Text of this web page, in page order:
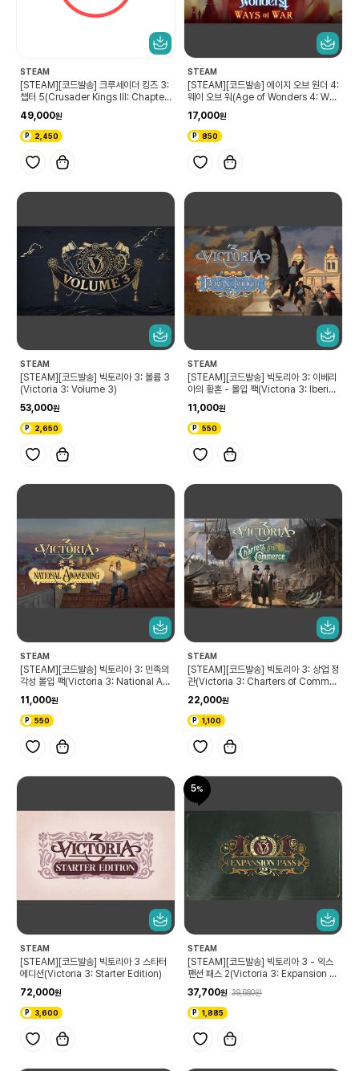
STEAM
[STEAM][코드발송] 크루세이더 킹즈 3:
챕터 5(Crusader Kings III: Chapter
49,000
2,450
STEAM
[STEAM][코드발송] 에이지 오브 원더 4:
웨이 오브 워(Age of Wonders 4: Way
17,000
850
STEAM
[STEAM][코드발송] 빅토리아 3: 볼륨 3
(Victoria 3: Volume 3)
53,000
2,650
STEAM
[STEAM][코드발송] 빅토리아 3: 이베리
아의 황혼 - 몰입 팩(Victoria 3: Iberia
11,000
550
STEAM
[STEAM][코드발송] 빅토리아 3: 민족의
각성 몰입 팩(Victoria 3: National Aw
11,000
550
STEAM
[STEAM][코드발송] 빅토리아 3: 상업 정
관(Victoria 3: Charters of Commer
22,000
1,100
STEAM
[STEAM][코드발송] 빅토리아 3 스타터
에디션(Victoria 3: Starter Edition)
72,000
3,600
5
STEAM
[STEAM][코드발송] 빅토리아 3 - 익스
팬션 패스 2(Victoria 3: Expansion P
37,700 39,680
1,885